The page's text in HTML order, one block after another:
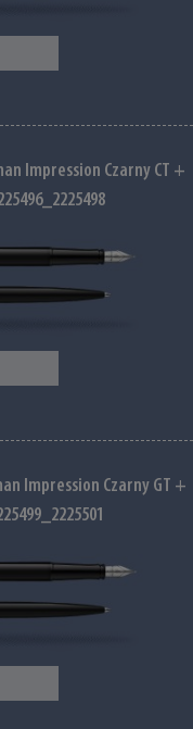
Impression Czarny CT +
Impression Czarny GT +